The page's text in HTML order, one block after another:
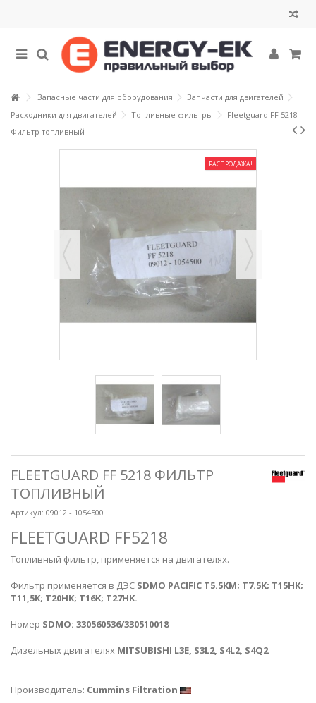
Запасные части для оборудования
Запчасти для двигателей
Расходники для двигателей
Топливные фильтры
Fleetguard FF 5218
Фильтр топливный
РАСПРОДАЖА!
FLEETGUARD FF 5218 ФИЛЬТР
ТОПЛИВНЫЙ
Артикул: 09012 - 1054500
FLEETGUARD FF5218
Топливный фильтр, применяется на двигателях.
Фильтр применяется в ДЭС SDMO PACIFIC T5.5KM; T7.5K; T15HK;
Т11,5K; Т20HK; Т16K; T27HK.
Номер SDMO: 330560536/330510018
Дизельных двигателях MITSUBISHI L3E, S3L2, S4L2, S4Q2
Производитель: Cummins Filtration